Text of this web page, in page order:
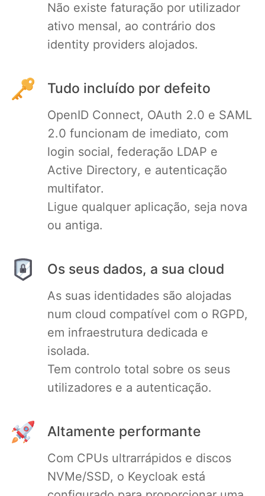
Ruby
Valkey
Wazuh
Não existe faturação por utilizador
ativo mensal, ao contrário dos
identity providers alojados.
Tudo incluído por defeito
OpenID Connect, OAuth 2.0 e SAML
2.0 funcionam de imediato, com
login social, federação LDAP e
Active Directory, e autenticação
multifator.
Ligue qualquer aplicação, seja nova
ou antiga.
Os seus dados, a sua cloud
As suas identidades são alojadas
num cloud compatível com o RGPD,
em infraestrutura dedicada e
isolada.
Tem controlo total sobre os seus
utilizadores e a autenticação.
Altamente performante
Com CPUs ultrarrápidos e discos
NVMe/SSD, o Keycloak está